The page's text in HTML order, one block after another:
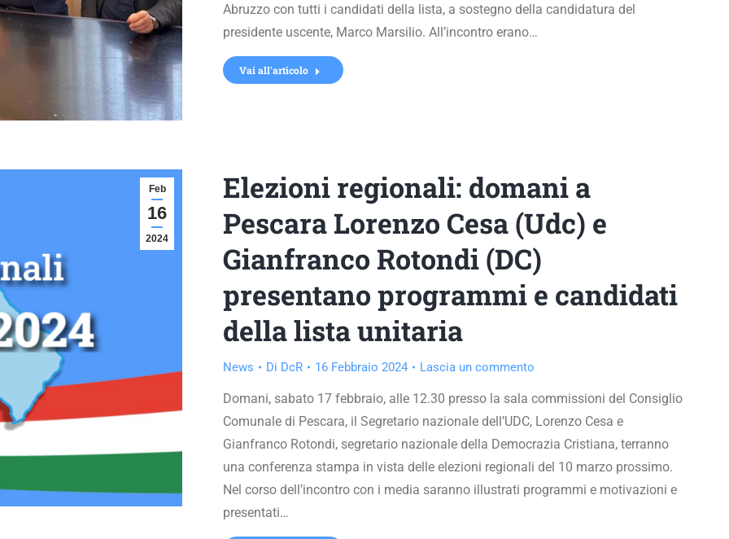
Abruzzo con tutti i candidati della lista, a sostegno della candidatura del
presidente uscente, Marco Marsilio. All’incontro erano…
Vai all'articolo
Feb
16
2024
Elezioni regionali: domani a
Pescara Lorenzo Cesa (Udc) e
Gianfranco Rotondi (DC)
presentano programmi e candidati
della lista unitaria
News Di DcR 16 Febbraio 2024 Lascia un commento
Domani, sabato 17 febbraio, alle 12.30 presso la sala commissioni del Consiglio
Comunale di Pescara, il Segretario nazionale dell’UDC, Lorenzo Cesa e
Gianfranco Rotondi, segretario nazionale della Democrazia Cristiana, terranno
una conferenza stampa in vista delle elezioni regionali del 10 marzo prossimo.
Nel corso dell’incontro con i media saranno illustrati programmi e motivazioni e
presentati…